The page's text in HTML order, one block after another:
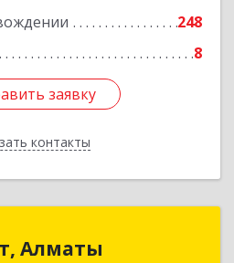
248
8
заявку
контакты
заявку
Назад
Алматы
Бит, Алматы